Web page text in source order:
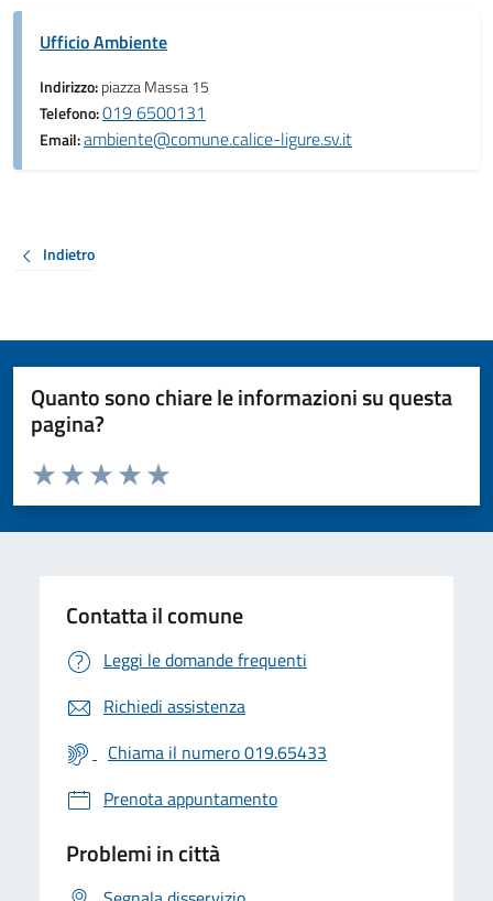
Ufficio Ambiente
Indirizzo:piazza Massa 15
Telefono:019 6500131
Email:ambiente@comune.calice-ligure.sv.it
Indietro
Quanto sono chiare le informazioni su questa
pagina?
Valuta da 1 a 5 stelle la pagina
Valuta 5 stelle su 5
Valuta 4 stelle su 5
Valuta 3 stelle su 5
Valuta 2 stelle su 5
Valuta 1 stelle su 5
Contatta il comune
Leggi le domande frequenti
Richiedi assistenza
Chiama il numero 019.65433
Prenota appuntamento
Problemi in città